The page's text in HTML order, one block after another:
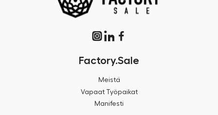
Factory.Sale
Meistä
Vapaat Työpaikat
Manifesti